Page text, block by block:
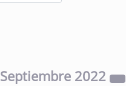
Septiembre 2022